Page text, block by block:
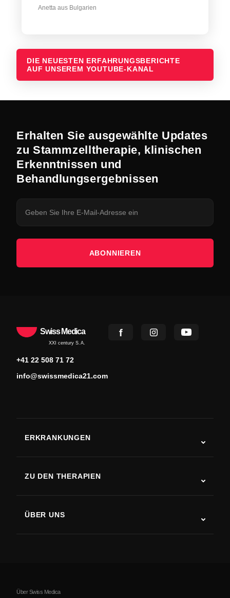
Anetta aus Bulgarien
DIE NEUESTEN ERFAHRUNGSBERICHTE
AUF UNSEREM YOUTUBE-KANAL
Erhalten Sie ausgewählte Updates
zu Stammzelltherapie, klinischen
Erkenntnissen und
Behandlungsergebnissen
ABONNIEREN
Swiss Medica
XXI century S.A.
+41 22 508 71 72
info@swissmedica21.com
ERKRANKUNGEN
Parkinson-Krankheit
Arthritis
ZU DEN THERAPIEN
ÜBER UNS
Über Serbien
Über Swiss Medica